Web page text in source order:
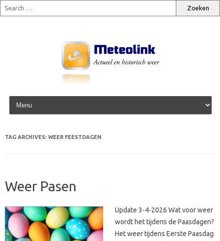
Skip to content
TAG ARCHIVES: WEER FEESTDAGEN
Weer Pasen
Update 3-4-2026 Wat voor weer
wordt het tijdens de Paasdagen?
Het weer tijdens Eerste Paasdag